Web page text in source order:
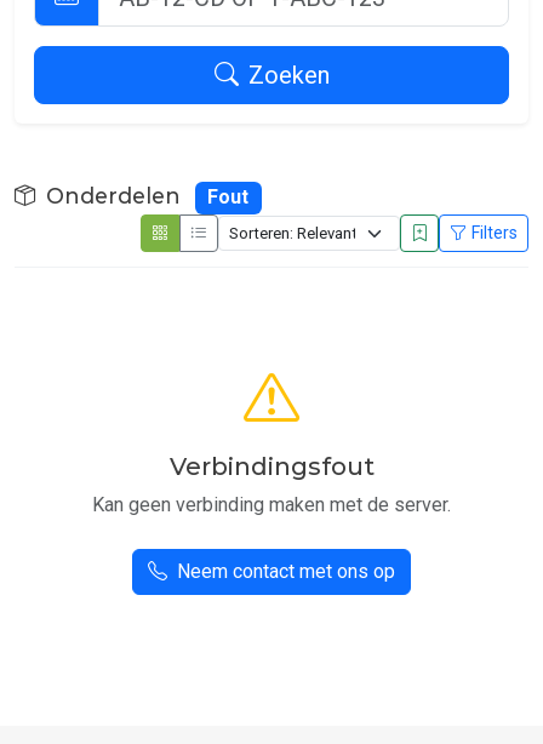
Zoeken
Onderdelen Fout
Filters
Verbindingsfout
Kan geen verbinding maken met de server.
Neem contact met ons op